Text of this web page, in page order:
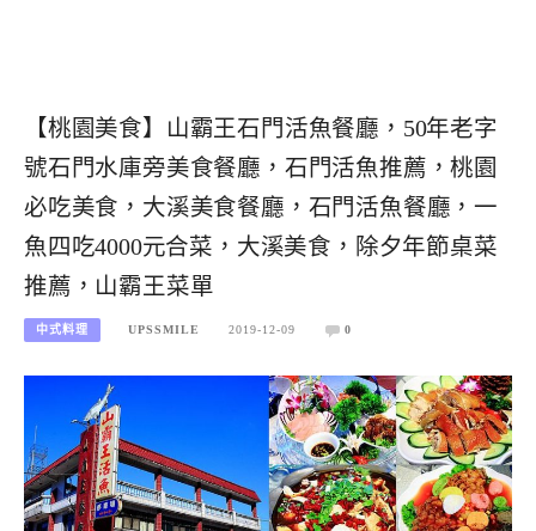
【桃園美食】山霸王石門活魚餐廳，50年老字
號石門水庫旁美食餐廳，石門活魚推薦，桃園
必吃美食，大溪美食餐廳，石門活魚餐廳，一
魚四吃4000元合菜，大溪美食，除夕年節桌菜
推薦，山霸王菜單
中式料理 UPSSMILE 2019-12-09 0